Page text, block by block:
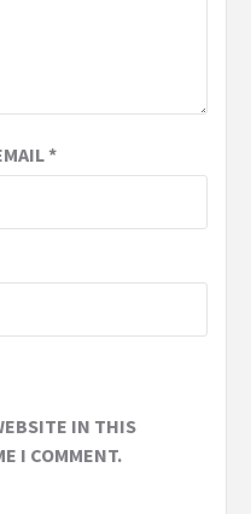
*
IN THIS
I COMMENT.